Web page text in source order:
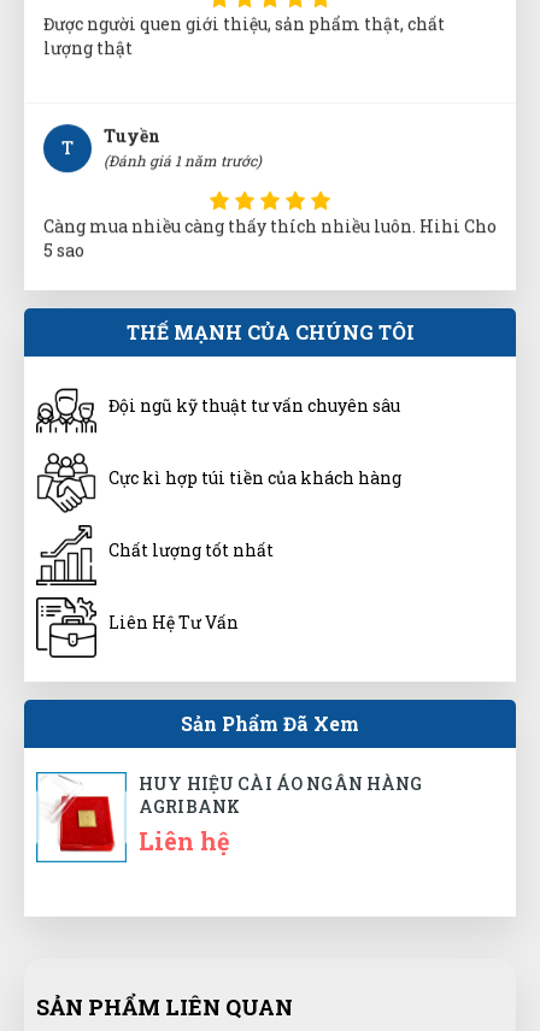
Được người quen giới thiệu, sản phẩm thật, chất
lượng thật
T
(Đánh giá 1 năm trước)
Càng mua nhiều càng thấy thích nhiều luôn. Hihi Cho
5 sao
Ngọc Diệp
(Đánh giá 1 năm trước)
giảm giá là thấy thích rồi
DL
(Đánh giá 1 năm trước)
Dùng thấy ổn. Vote cho shop 5 sao trước.
Đinh Phước
(Đánh giá 1 năm trước)
Thái độ phục vụ tốt, nhân viên niềm nở
Sản phẩm đúng đẹp và chất lượng
THẾ MẠNH CỦA CHÚNG TÔI
Đội ngũ kỹ thuật tư vấn chuyên sâu
Cực kì hợp túi tiền của khách hàng
Chất lượng tốt nhất
Liên Hệ Tư Vấn
Sản Phẩm Đã Xem
HUY HIỆU CÀI ÁO NGÂN HÀNG
AGRIBANK
Liên hệ
SẢN PHẨM LIÊN QUAN